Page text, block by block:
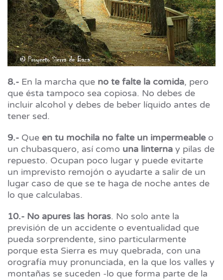
8.- En la marcha que no te falte la comida, pero
que ésta tampoco sea copiosa. No debes de
incluir alcohol y debes de beber líquido antes de
tener sed.
9.- Que en tu mochila no falte un impermeable o
un chubasquero, así como una linterna y pilas de
repuesto. Ocupan poco lugar y puede evitarte
un imprevisto remojón o ayudarte a salir de un
lugar caso de que se te haga de noche antes de
lo que calculabas.
10.- No apures las horas. No solo ante la
previsión de un accidente o eventualidad que
pueda sorprendente, sino particularmente
porque esta Sierra es muy quebrada, con una
orografía muy pronunciada, en la que los valles y
montañas se suceden -lo que forma parte de la